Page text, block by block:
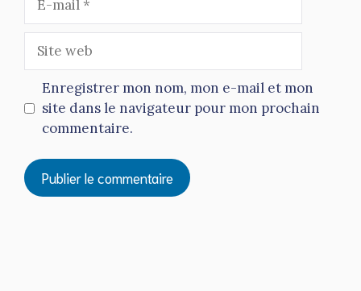
mail
web
Enregistrer mon nom, mon e-mail et mon
site dans le navigateur pour mon prochain
commentaire.